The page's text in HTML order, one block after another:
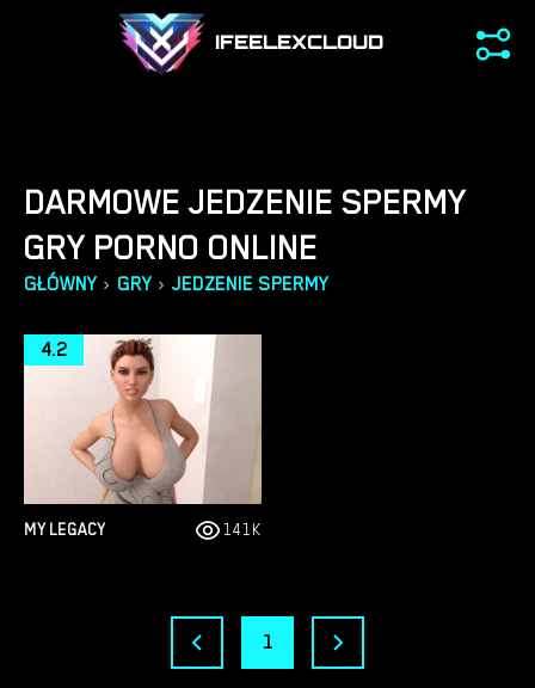
IFEELEXCLOUD
DARMOWE JEDZENIE SPERMY
GRY PORNO ONLINE
GŁÓWNY › GRY › JEDZENIE SPERMY
MY LEGACY
4.2
141K
1